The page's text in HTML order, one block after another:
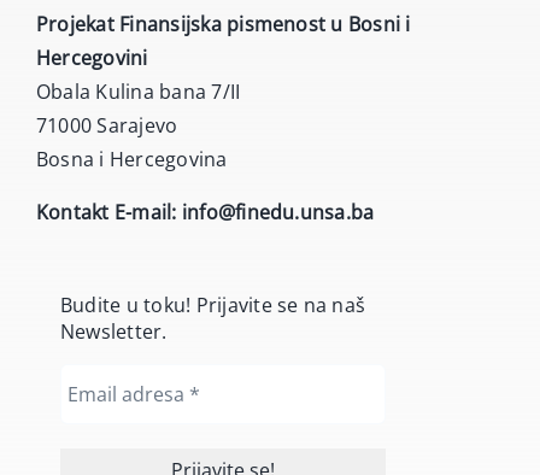
Projekat Finansijska pismenost u Bosni i
Hercegovini
Obala Kulina bana 7/II
71000 Sarajevo
Bosna i Hercegovina
Kontakt E-mail: info@finedu.unsa.ba
Budite u toku! Prijavite se na naš
Newsletter.